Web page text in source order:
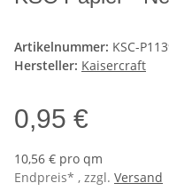
Artikelnummer: KSC-
Hersteller: Kaisercraft
0,95 €
10,56 € pro qm
Endpreis* , zzgl. Versand